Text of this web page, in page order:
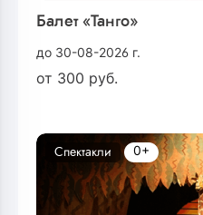
Балет «Танго»
до 30-08-2026 г.
от 300 руб.
Спектакли 0+